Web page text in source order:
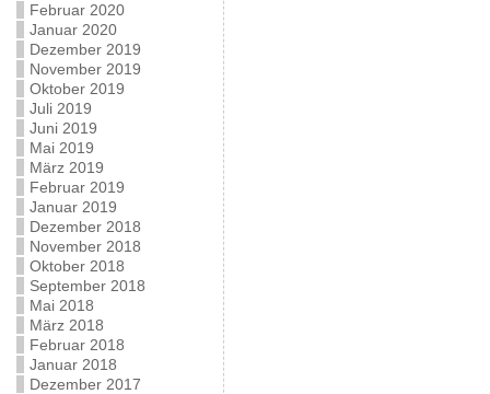
Februar 2020
Januar 2020
Dezember 2019
November 2019
Oktober 2019
Juli 2019
Juni 2019
Mai 2019
März 2019
Februar 2019
Januar 2019
Dezember 2018
November 2018
Oktober 2018
September 2018
Mai 2018
März 2018
Februar 2018
Januar 2018
Dezember 2017